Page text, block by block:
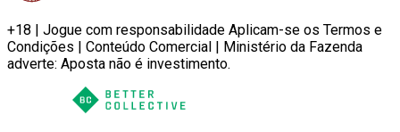
+18 | Jogue com responsabilidade Aplicam-se os Termos e
Condições | Conteúdo Comercial | Ministério da Fazenda
adverte: Aposta não é investimento.